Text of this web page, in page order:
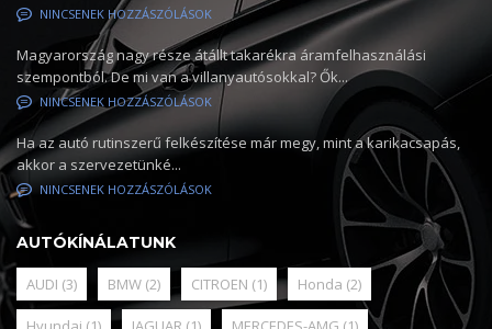
NINCSENEK HOZZÁSZÓLÁSOK
Magyarország nagy része átállt takarékra áramfelhasználási
szempontból. De mi van a villanyautósokkal? Ők...
NINCSENEK HOZZÁSZÓLÁSOK
Ha az autó rutinszerű felkészítése már megy, mint a karikacsapás,
akkor a szervezetünké...
NINCSENEK HOZZÁSZÓLÁSOK
AUTÓKÍNÁLATUNK
AUDI (3) BMW (2) CITROEN (1) Honda (2)